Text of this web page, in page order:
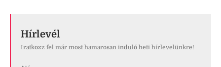
Hírlevél
Iratkozz fel már most hamarosan induló heti hírlevelünkre!